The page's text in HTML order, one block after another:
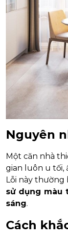
Nguyên
Một căn nhà
gian luôn u tối,
Lỗi này
sử dụng màu
sáng.
Cách